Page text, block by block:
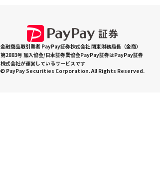
金融商品取引業者 PayPay証券株式会社 関東財務局長（金商）
第2883号 加入協会/日本証券業協会PayPay証券はPayPay証券
株式会社が運営しているサービスです
© PayPay Securities Corporation. All Rights Reserved.